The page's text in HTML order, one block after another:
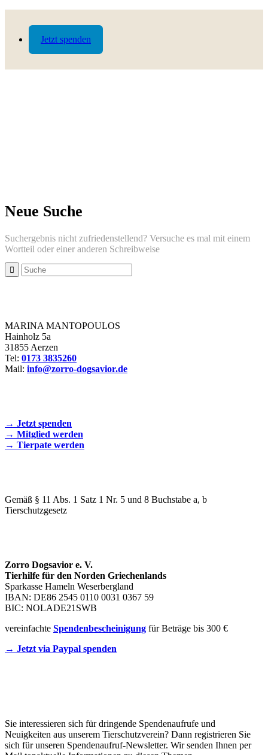
Jetzt spenden
Neue Suche
Suchergebnis nicht zufriedenstellend? Versuche es mal mit einem
Wortteil oder einer anderen Schreibweise
MARINA MANTOPOULOS
Hainholz 5a
31855 Aerzen
Tel: 0173 3835260
Mail: info@zorro-dogsavior.de
→ Jetzt spenden
→ Mitglied werden
→ Tierpate werden
Gemäß § 11 Abs. 1 Satz 1 Nr. 5 und 8 Buchstabe a, b
Tierschutzgesetz
Zorro Dogsavior e. V.
Tierhilfe für den Norden Griechenlands
Sparkasse Hameln Weserbergland
IBAN: DE86 2545 0110 0031 0367 59
BIC: NOLADE21SWB
vereinfachte Spendenbescheinigung für Beträge bis 300 €
→ Jetzt via Paypal spenden
Sie interessieren sich für dringende Spendenaufrufe und
Neuigkeiten aus unserem Tierschutzverein? Dann registrieren Sie
sich für unseren Spendenaufruf-Newsletter. Wir senden Ihnen per